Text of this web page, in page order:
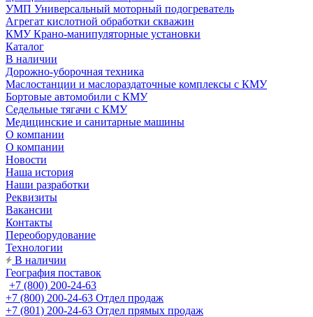
УМП Универсальный моторный подогреватель
Агрегат кислотной обработки скважин
КМУ Крано-манипуляторные установки
Каталог
В наличии
Дорожно-уборочная техника
Маслостанции и маслораздаточные комплексы с КМУ
Бортовые автомобили с КМУ
Седельные тягачи с КМУ
Медицинские и санитарные машины
О компании
О компании
Новости
Наша история
Наши разработки
Реквизиты
Вакансии
Контакты
Переоборудование
Технологии
В наличии
География поставок
+7 (800) 200-24-63
+7 (800) 200-24-63 Отдел продаж
+7 (801) 200-24-63 Отдел прямых продаж